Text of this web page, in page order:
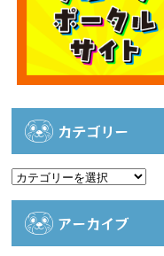
カテゴリー
カ
アーカイブ